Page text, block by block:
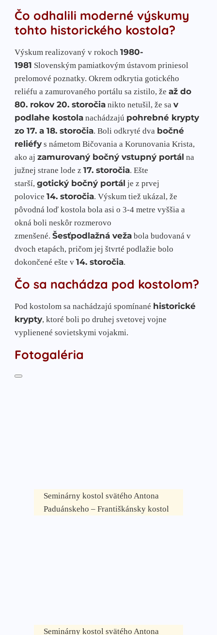
Čo odhalili moderné výskumy
tohto historického kostola?
Výskum realizovaný v rokoch 1980-
1981 Slovenským pamiatkovým ústavom priniesol
prelomové poznatky. Okrem odkrytia gotického
reliéfu a zamurovaného portálu sa zistilo, že až do
80. rokov 20. storočia nikto netušil, že sa v
podlahe kostola nachádzajú pohrebné krypty
zo 17. a 18. storočia. Boli odkryté dva bočné
reliéfy s námetom Bičovania a Korunovania Krista,
ako aj zamurovaný bočný vstupný portál na
južnej strane lode z 17. storočia. Ešte
starší, gotický bočný portál je z prvej
polovice 14. storočia. Výskum tiež ukázal, že
pôvodná loď kostola bola asi o 3-4 metre vyššia a
okná boli neskôr rozmerovo
zmenšené. Šesťpodlažná veža bola budovaná v
dvoch etapách, pričom jej štvrté podlažie bolo
dokončené ešte v 14. storočia.
Čo sa nachádza pod kostolom?
Pod kostolom sa nachádzajú spomínané historické
krypty, ktoré boli po druhej svetovej vojne
vyplienené sovietskymi vojakmi.
Fotogaléria
Seminárny kostol svätého Antona
Paduánskeho – Františkánsky kostol
Seminárny kostol svätého Antona